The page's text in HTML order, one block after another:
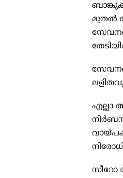
മുതൽ
എല്ലാ
സീറോ